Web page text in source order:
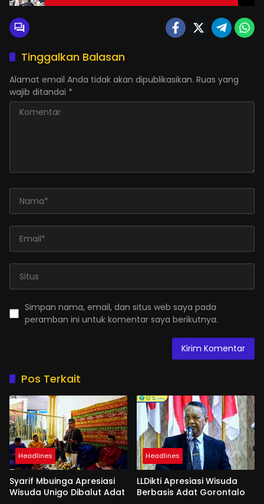
Tinggalkan Balasan
Alamat email Anda tidak akan dipublikasikan. Ruas yang
wajib ditandai *
Simpan nama, email, dan situs web saya pada
peramban ini untuk komentar saya berikutnya.
Pos Terkait
Headlines
Syarif Mbuinga Apresiasi
Wisuda Unigo Dibalut Adat
Headlines
LLDikti Apresiasi Wisuda
Berbasis Adat Gorontalo